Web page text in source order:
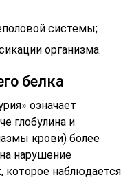
системы;
организма.
белка
означает
глобулина и
крови) более
нарушение
которое наблюдается